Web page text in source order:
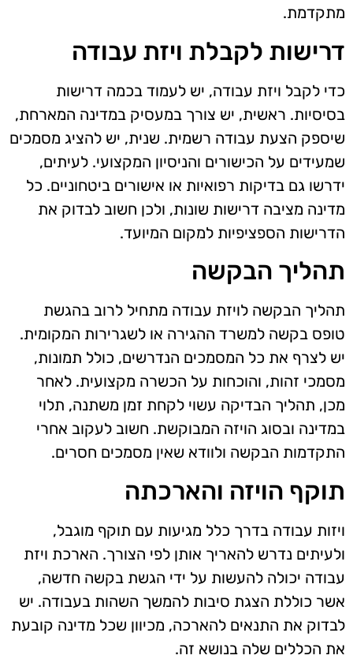
מתקדמת.
דרישות לקבלת ויזת עבודה
כדי לקבל ויזת עבודה, יש לעמוד בכמה דרישות
בסיסיות. ראשית, יש צורך במעסיק במדינה המארחת,
שיספק הצעת עבודה רשמית. שנית, יש להציג מסמכים
שמעידים על הכישורים והניסיון המקצועי. לעיתים,
ידרשו גם בדיקות רפואיות או אישורים ביטחוניים. כל
מדינה מציבה דרישות שונות, ולכן חשוב לבדוק את
הדרישות הספציפיות למקום המיועד.
תהליך הבקשה
תהליך הבקשה לויזת עבודה מתחיל לרוב בהגשת
טופס בקשה למשרד ההגירה או לשגרירות המקומית.
יש לצרף את כל המסמכים הנדרשים, כולל תמונות,
מסמכי זהות, והוכחות על הכשרה מקצועית. לאחר
מכן, תהליך הבדיקה עשוי לקחת זמן משתנה, תלוי
במדינה ובסוג הויזה המבוקשת. חשוב לעקוב אחרי
התקדמות הבקשה ולוודא שאין מסמכים חסרים.
תוקף הויזה והארכתה
ויזות עבודה בדרך כלל מגיעות עם תוקף מוגבל,
ולעיתים נדרש להאריך אותן לפי הצורך. הארכת ויזת
עבודה יכולה להעשות על ידי הגשת בקשה חדשה,
אשר כוללת הצגת סיבות להמשך השהות בעבודה. יש
לבדוק את התנאים להארכה, מכיוון שכל מדינה קובעת
את הכללים שלה בנושא זה.